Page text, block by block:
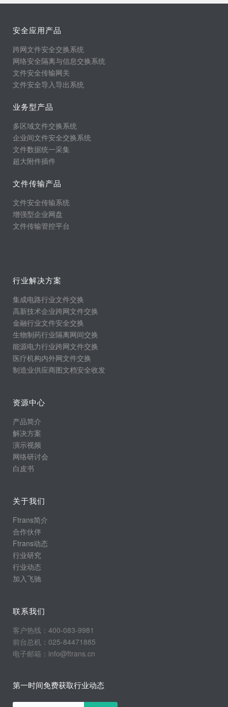
安全应用产品
跨网文件安全交换系统
网络安全隔离与信息交换系统
文件安全传输网关
文件安全导入导出系统
业务型产品
多区域文件交换系统
企业间文件安全交换系统
文件数据统一采集
超大附件插件
文件传输产品
文件安全传输系统
增强型企业网盘
文件传输管控平台
行业解决方案
集成电路行业文件交换
高新技术企业跨网文件交换
金融行业文件安全交换
生物制药行业隔离网间交换
能源电力行业跨网文件交换
医疗机构内外网文件交换
制造业供应商图文档安全收发
资源中心
产品简介
解决方案
演示视频
网络研讨会
白皮书
关于我们
Ftrans简介
合作伙伴
Ftrans动态
行业研究
行业动态
加入飞驰
联系我们
客户热线：400-083-9981
前台总机：025-84471885
电子邮箱：info@ftrans.cn
第一时间免费获取行业动态